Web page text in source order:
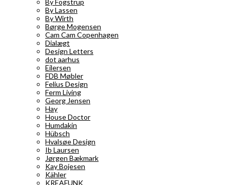
By Fogstrup
By Lassen
By Wirth
Børge Mogensen
Cam Cam Copenhagen
Dialægt
Design Letters
dot aarhus
Eilersen
FDB Møbler
Felius Design
Ferm Living
Georg Jensen
Hay
House Doctor
Humdakin
Hübsch
Hvalsøe Design
Ib Laursen
Jørgen Bækmark
Kay Bojesen
Kähler
KREAFUNK